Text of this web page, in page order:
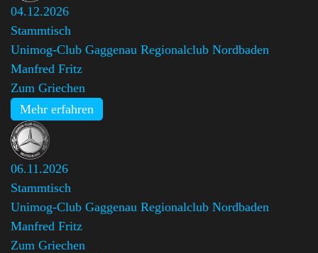
04.12.2026
Stammtisch
Unimog-Club Gaggenau Regionalclub Nordbaden
Manfred Fritz
Zum Griechen
Mehr erfahren
06.11.2026
Stammtisch
Unimog-Club Gaggenau Regionalclub Nordbaden
Manfred Fritz
Zum Griechen